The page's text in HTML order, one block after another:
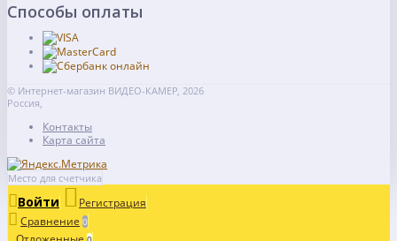
Способы оплаты
© Интернет-магазин ВИДЕО-КАМЕР, 2026
Россия,
Контакты
Карта сайта
Место для счетчика
Войти
Регистрация
Сравнение 0